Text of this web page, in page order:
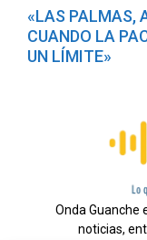
«LAS PALMAS,
CUANDO LA
UN LÍMITE»
Onda Guanche
noticias,